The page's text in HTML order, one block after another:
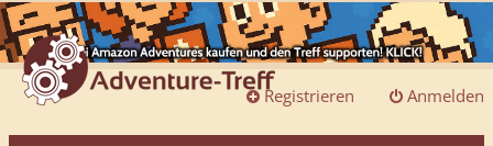
Anmelden
Registrieren